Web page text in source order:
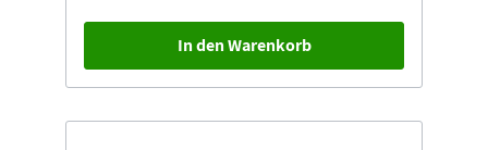
In den Warenkorb